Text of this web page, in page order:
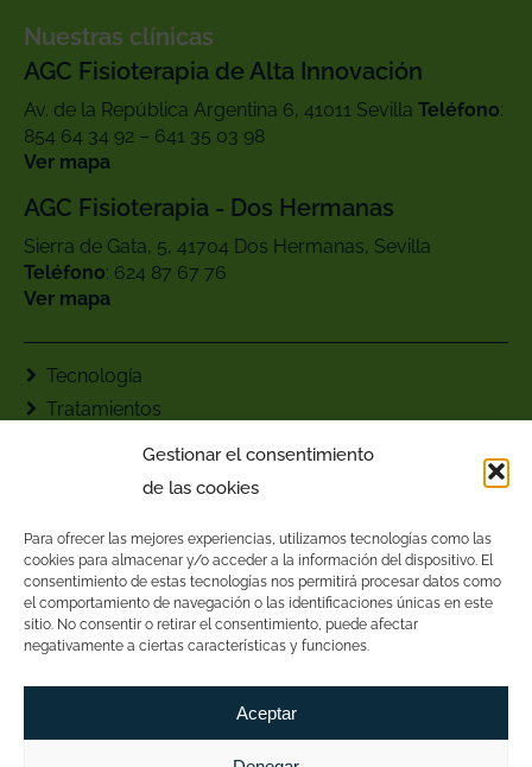
Gestionar el consentimiento
de las cookies
Para ofrecer las mejores experiencias, utilizamos tecnologías como las
cookies para almacenar y/o acceder a la información del dispositivo. El
consentimiento de estas tecnologías nos permitirá procesar datos como
el comportamiento de navegación o las identificaciones únicas en este
sitio. No consentir o retirar el consentimiento, puede afectar
negativamente a ciertas características y funciones.
Aceptar
Nuestras clínicas
AGC Fisioterapia de Alta Innovación
Av. de la República Argentina 6, 41011 Sevilla Teléfono:
854 64 34 92 – 641 35 03 98
Ver mapa
AGC Fisioterapia - Dos Hermanas
Sierra de Gata, 5, 41704 Dos Hermanas, Sevilla
Teléfono: ‪624 87 67 76‬
Ver mapa
Tecnología
Tratamientos
AGC Fisioterapia